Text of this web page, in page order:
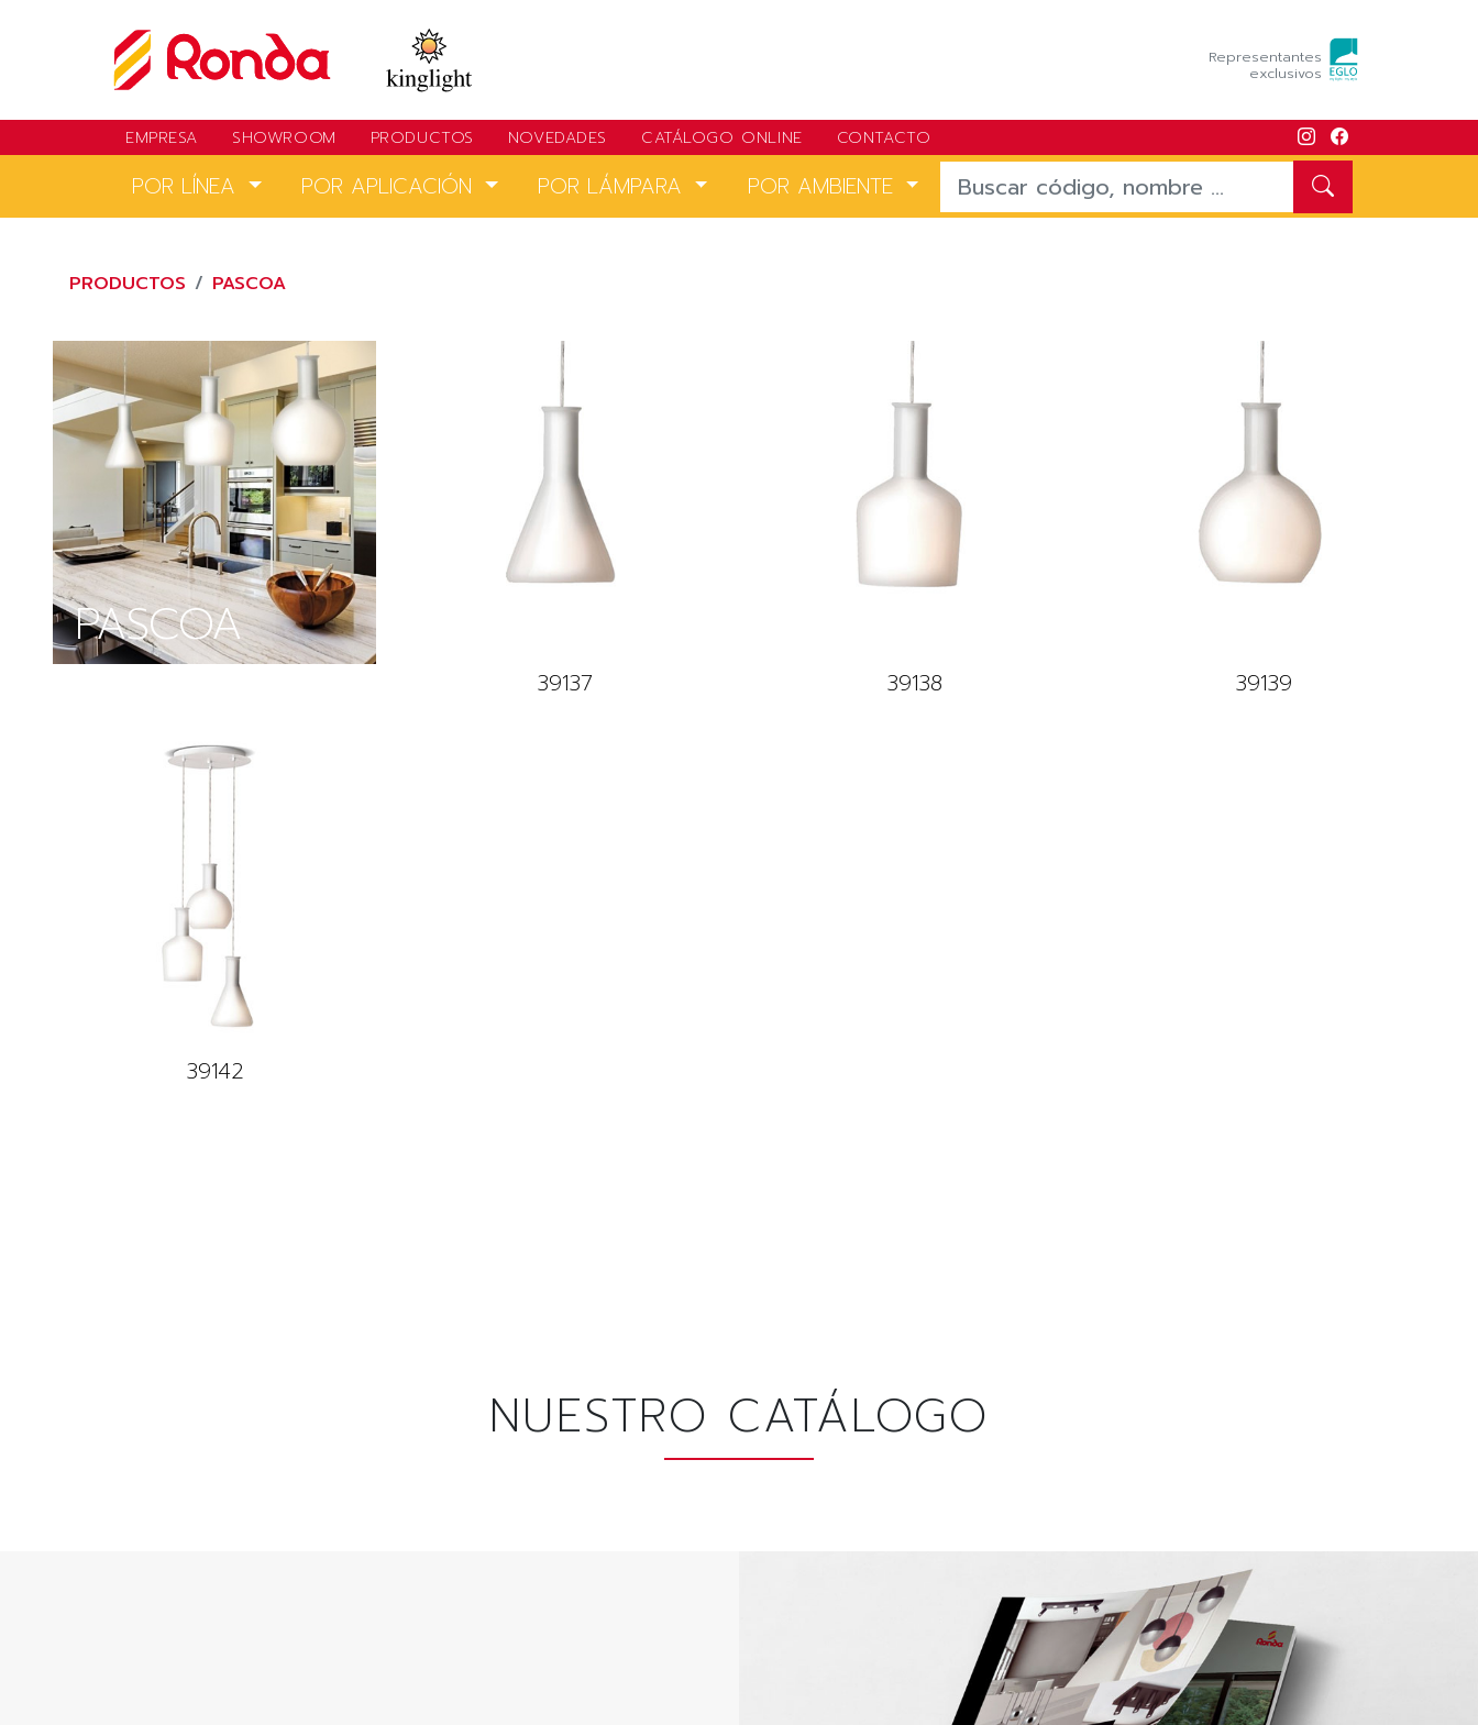
Representantes
exclusivos
EMPRESA SHOWROOM PRODUCTOS NOVEDADES CATÁLOGO ONLINE CONTACTO
POR LÍNEA POR APLICACIÓN POR LÁMPARA POR AMBIENTE
PRODUCTOS PASCOA
PASCOA
39137 39138 39139
39142
NUESTRO CATÁLOGO